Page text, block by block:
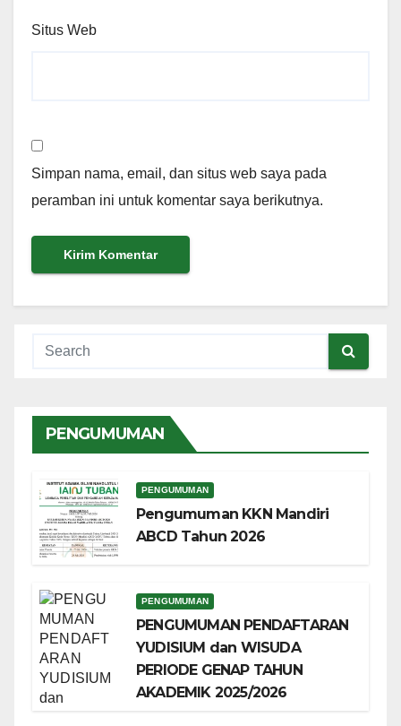
Situs Web
Simpan nama, email, dan situs web saya pada
peramban ini untuk komentar saya berikutnya.
PENGUMUMAN
PENGUMUMAN
Pengumuman KKN Mandiri
ABCD Tahun 2026
PENGUMUMAN
PENGUMUMAN PENDAFTARAN
YUDISIUM dan WISUDA
PERIODE GENAP TAHUN
AKADEMIK 2025/2026